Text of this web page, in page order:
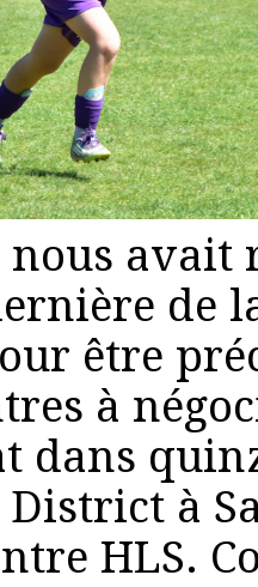
nous avait
de
être
à
dans
District à
HLS.